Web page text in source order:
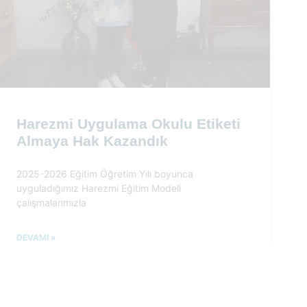
Harezmi Uygulama Okulu Etiketi
Almaya Hak Kazandık
2025-2026 Eğitim Öğretim Yılı boyunca
uyguladığımız Harezmi Eğitim Modeli
çalışmalarımızla
DEVAMI »